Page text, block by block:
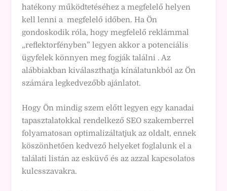
hatékony működtetéséhez a megfelelő helyen
kell lenni a megfelelő időben. Ha Ön
gondoskodik róla, hogy megfelelő reklámmal
„reflektorfényben” legyen akkor a potenciális
ügyfelek könnyen meg fogják találni . Az
alábbiakban kiválaszthatja kínálatunkból az Ön
számára legkedvezőbb ajánlatot.
Hogy Ön mindig szem előtt legyen egy kanadai
tapasztalatokkal rendelkező SEO szakemberrel
folyamatosan optimalizáltatjuk az oldalt, ennek
köszönhetően kedvező helyeket foglalunk el a
találati listán az esküvő és az azzal kapcsolatos
kulcsszavakra.